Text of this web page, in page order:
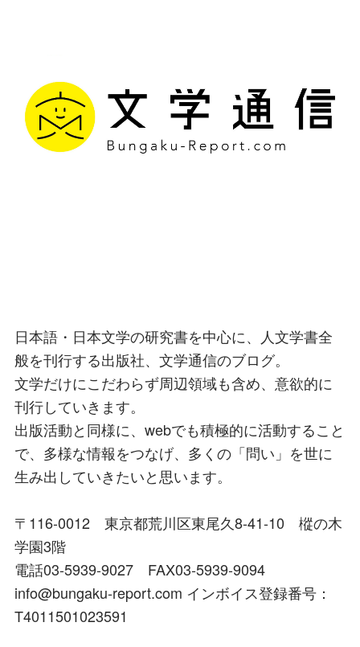
日本語・日本文学の研究書を中心に、人文学書全
般を刊行する出版社、文学通信のブログ。
文学だけにこだわらず周辺領域も含め、意欲的に
刊行していきます。
出版活動と同様に、webでも積極的に活動すること
で、多様な情報をつなげ、多くの「問い」を世に
生み出していきたいと思います。
〒116-0012 東京都荒川区東尾久8-41-10 樅の木
学園3階
電話03-5939-9027 FAX03-5939-9094
info@bungaku-report.com インボイス登録番号：
T4011501023591